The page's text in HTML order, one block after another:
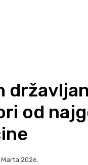
od
Marta 2026.